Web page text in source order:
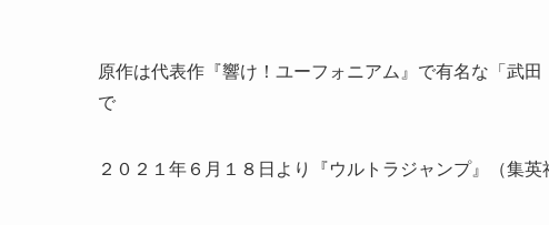
原作は代表作『響け！ユーフォニアム』で有名な「武
で
２０２１年６月１８日より『ウルトラジャンプ』（集英